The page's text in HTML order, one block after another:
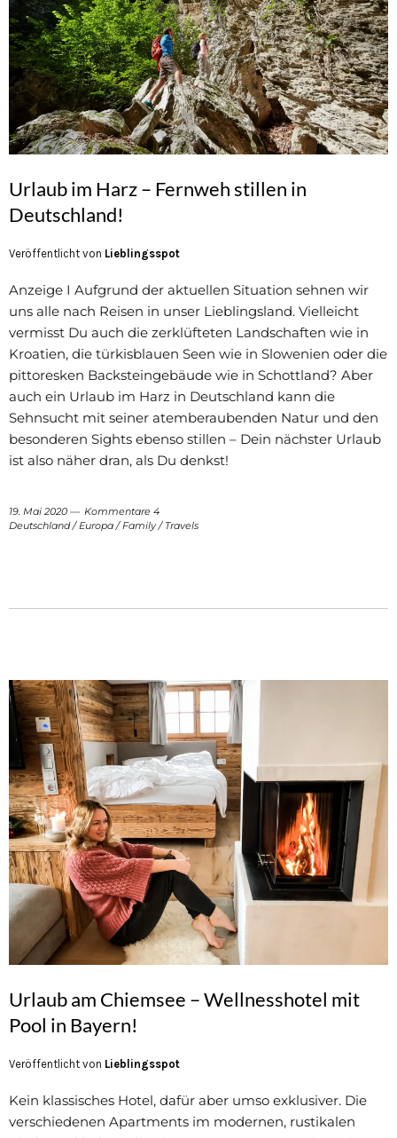
Urlaub im Harz – Fernweh stillen in
Deutschland!
Veröffentlicht von Lieblingsspot
Anzeige I Aufgrund der aktuellen Situation sehnen wir
uns alle nach Reisen in unser Lieblingsland. Vielleicht
vermisst Du auch die zerklüfteten Landschaften wie in
Kroatien, die türkisblauen Seen wie in Slowenien oder die
pittoresken Backsteingebäude wie in Schottland? Aber
auch ein Urlaub im Harz in Deutschland kann die
Sehnsucht mit seiner atemberaubenden Natur und den
besonderen Sights ebenso stillen – Dein nächster Urlaub
ist also näher dran, als Du denkst!
19. Mai 2020
Kommentare 4
Deutschland/ Europa / Family/ Travels
Urlaub am Chiemsee – Wellnesshotel mit
Pool in Bayern!
Veröffentlicht von Lieblingsspot
Kein klassisches Hotel, dafür aber umso exklusiver. Die
verschiedenen Apartments im modernen, rustikalen